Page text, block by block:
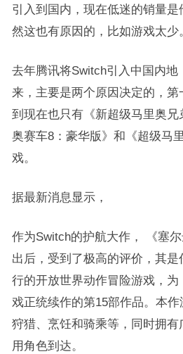
引入到国内，现在低迷的销量
然这也有原因的，比如游戏太少
去年腾讯将Switch引入中国内地
来，主要是两个原因决定的，第
到现在也只有《新超级马里奥兄
奥赛车8：豪华版》和《超级马
戏。
据最新消息显示，
作为Switch的护航大作， 《塞
出后，受到了极高的评价，其
行的开放世界动作冒险游戏，
戏正统续作的第15部作品。本
狩猎、烹饪和骑乘等，同时拥
用角色到达。